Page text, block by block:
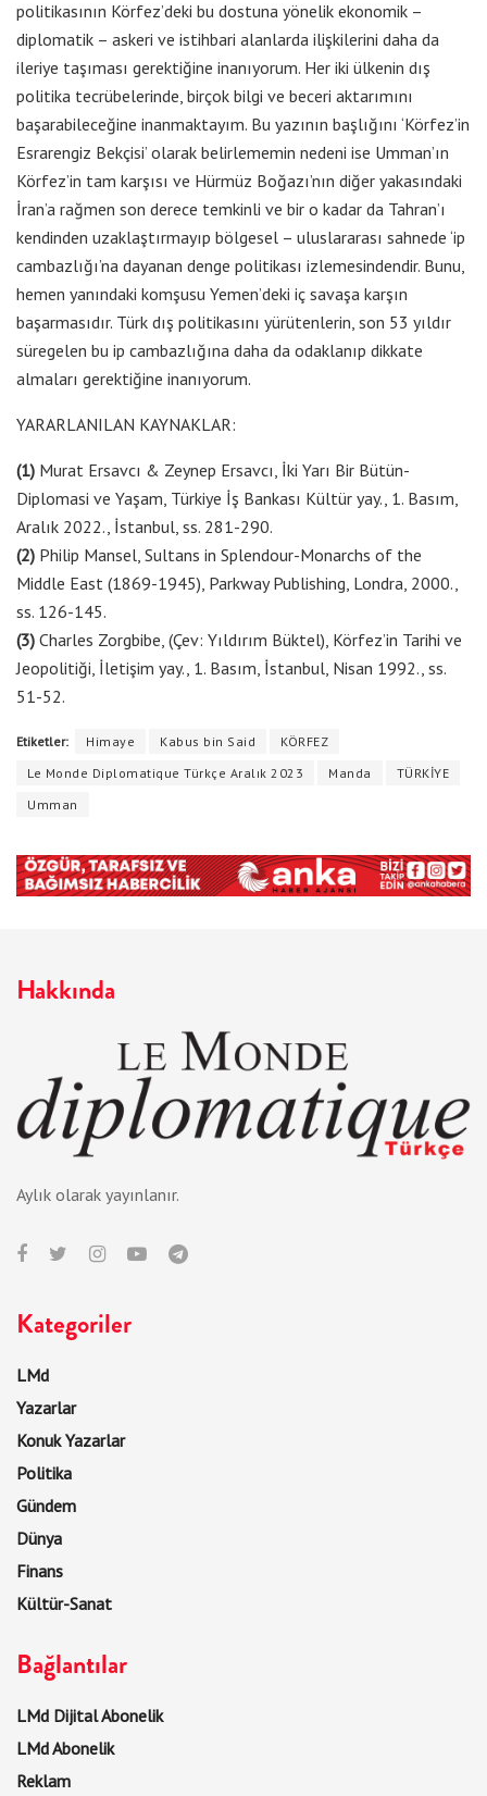
politikasının Körfez’deki bu dostuna yönelik ekonomik –
diplomatik – askeri ve istihbari alanlarda ilişkilerini daha da
ileriye taşıması gerektiğine inanıyorum. Her iki ülkenin dış
politika tecrübelerinde, birçok bilgi ve beceri aktarımını
başarabileceğine inanmaktayım. Bu yazının başlığını ‘Körfez’in
Esrarengiz Bekçisi’ olarak belirlememin nedeni ise Umman’ın
Körfez’in tam karşısı ve Hürmüz Boğazı’nın diğer yakasındaki
İran’a rağmen son derece temkinli ve bir o kadar da Tahran’ı
kendinden uzaklaştırmayıp bölgesel – uluslararası sahnede ‘ip
cambazlığı’na dayanan denge politikası izlemesindendir. Bunu,
hemen yanındaki komşusu Yemen’deki iç savaşa karşın
başarmasıdır. Türk dış politikasını yürütenlerin, son 53 yıldır
süregelen bu ip cambazlığına daha da odaklanıp dikkate
almaları gerektiğine inanıyorum.
YARARLANILAN KAYNAKLAR:
(1) Murat Ersavcı & Zeynep Ersavcı, İki Yarı Bir Bütün-
Diplomasi ve Yaşam, Türkiye İş Bankası Kültür yay., 1. Basım,
Aralık 2022., İstanbul, ss. 281-290.
(2) Philip Mansel, Sultans in Splendour-Monarchs of the
Middle East (1869-1945), Parkway Publishing, Londra, 2000.,
ss. 126-145.
(3) Charles Zorgbibe, (Çev: Yıldırım Büktel), Körfez’in Tarihi ve
Jeopolitiği, İletişim yay., 1. Basım, İstanbul, Nisan 1992., ss.
51-52.
Etiketler: Himaye Kabus bin Said
KÖRFEZ
Le Monde Diplomatique Türkçe Aralık 2023
Manda
TÜRKİYE
Umman
Hakkında
Aylık olarak yayınlanır.
Kategoriler
LMd
Yazarlar
Konuk Yazarlar
Politika
Gündem
Dünya
Finans
Kültür-Sanat
Bağlantılar
LMd Dijital Abonelik
LMd Abonelik
Reklam